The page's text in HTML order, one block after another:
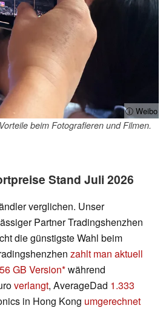
ⓘ Weibo
beim Fotografieren und Filmen.
Stand Juli 2026
verglichen. Unser
Partner Tradingshenzhen
die günstigste Wahl beim
zahlt man aktuell
GB Version während
verlangt, AverageDad 1.333
in Hong Kong umgerechnet